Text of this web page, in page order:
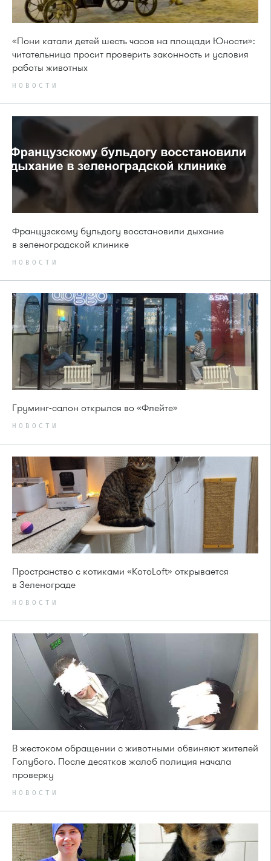
«Пони катали детей шесть часов на площади Юности»:
читательница просит проверить законность и условия
работы животных
НОВОСТИ
Французскому бульдогу восстановили дыхание
в зеленоградской клинике
НОВОСТИ
Груминг-салон открылся во «Флейте»
НОВОСТИ
Пространство с котиками «КотоLoft» открывается
в Зеленограде
НОВОСТИ
В жестоком обращении с животными обвиняют жителей
Голубого. После десятков жалоб полиция начала
проверку
НОВОСТИ